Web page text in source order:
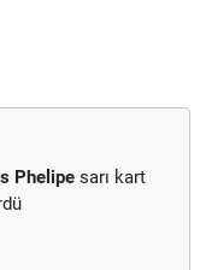
Phelipe sarı kart